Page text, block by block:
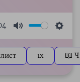
Mute
1x 📖